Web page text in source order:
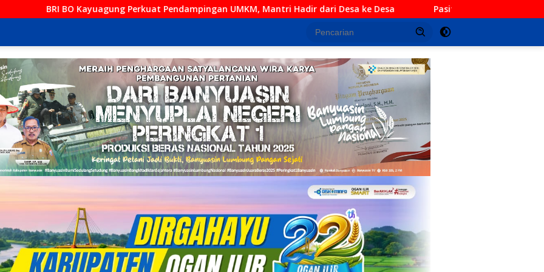
Pendampingan UMKM, Mantri Hadir dari Desa ke Desa Pasitel Kodim 0402/OKI Hadiri Forum Konsultasi Publik